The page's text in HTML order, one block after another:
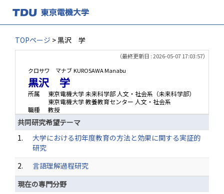
TOPページ > 黒沢 学
（最終更新日 : 2026-05-07 17:03:57）
クロサワ マナブKUROSAWA Manabu
黒沢 学
所属
東京電機大学 未来科学部 人文・社会系（未来科学部）
東京電機大学 教養教育センター 人文・社会系
職種
教授
共同研究希望テーマ
1.
大学における初年度教育の方法と効果に関する実証的
研究
2.
言語理解過程研究
現在の専門分野